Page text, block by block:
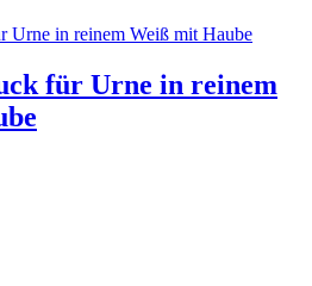
für Urne in reinem